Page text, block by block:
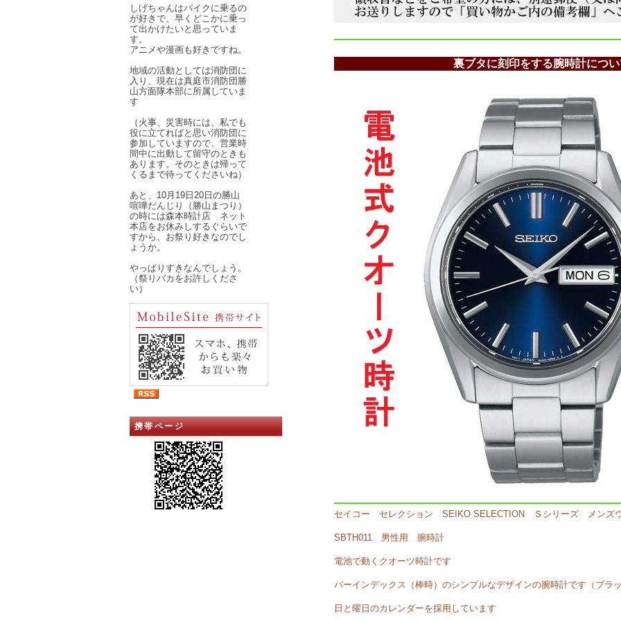
しげちゃんはバイクに乗るの
が好きで、早くどこかに乗っ
て出かけたいと思っていま
す。
アニメや漫画も好きですね。
地域の活動としては消防団に
入り、現在は真庭市消防団勝
山方面隊本部に所属していま
す
（火事、災害時には、私でも
役に立てればと思い消防団に
参加していますので、営業時
間中に出動して留守のときも
あります。そのときは帰って
くるまで待ってくださいね）
あと、10月19日20日の勝山
喧嘩だんじり（勝山まつり）
の時には森本時計店 ネット
本店をお休みしするぐらいで
すから、お祭り好きなのでし
ょうか。
やっぱりすきなんでしょう。
（祭りバカをお許しくださ
い）
携帯ページ
裏ブタに刻印をする腕時計につ
セイコー セレクション SEIKO SELECTION Ｓシリーズ メンズ
SBTH011 男性用 腕時計
電池で動くクオーツ時計です
バーインデックス（棒時）のシンプルなデザインの腕時計です（ブラ
日と曜日のカレンダーを採用しています